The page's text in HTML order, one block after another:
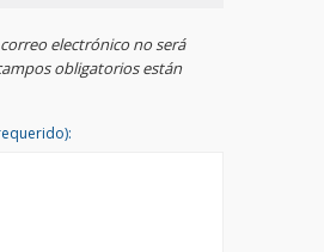
electrónico no será
obligatorios están